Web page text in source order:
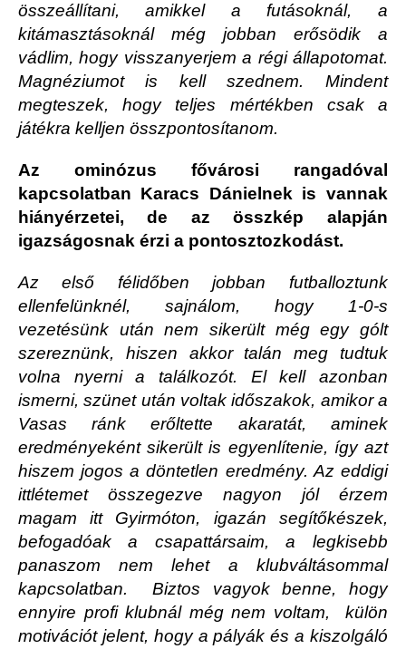
összeállítani, amikkel a futásoknál, a
kitámasztásoknál még jobban erősödik a
vádlim, hogy visszanyerjem a régi állapotomat.
Magnéziumot is kell szednem. Mindent
megteszek, hogy teljes mértékben csak a
játékra kelljen összpontosítanom.
Az ominózus fővárosi rangadóval
kapcsolatban Karacs Dánielnek is vannak
hiányérzetei, de az összkép alapján
igazságosnak érzi a pontosztozkodást.
Az első félidőben jobban futballoztunk
ellenfelünknél, sajnálom, hogy 1-0-s
vezetésünk után nem sikerült még egy gólt
szereznünk, hiszen akkor talán meg tudtuk
volna nyerni a találkozót. El kell azonban
ismerni, szünet után voltak időszakok, amikor a
Vasas ránk erőltette akaratát, aminek
eredményeként sikerült is egyenlítenie, így azt
hiszem jogos a döntetlen eredmény. Az eddigi
ittlétemet összegezve nagyon jól érzem
magam itt Gyirmóton, igazán segítőkészek,
befogadóak a csapattársaim, a legkisebb
panaszom nem lehet a klubváltásommal
kapcsolatban. Biztos vagyok benne, hogy
ennyire profi klubnál még nem voltam, külön
motivációt jelent, hogy a pályák és a kiszolgáló